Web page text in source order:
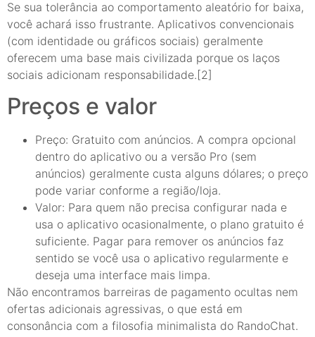
Se sua tolerância ao comportamento aleatório for baixa,
você achará isso frustrante. Aplicativos convencionais
(com identidade ou gráficos sociais) geralmente
oferecem uma base mais civilizada porque os laços
sociais adicionam responsabilidade.[2]
Preços e valor
Preço: Gratuito com anúncios. A compra opcional
dentro do aplicativo ou a versão Pro (sem
anúncios) geralmente custa alguns dólares; o preço
pode variar conforme a região/loja.
Valor: Para quem não precisa configurar nada e
usa o aplicativo ocasionalmente, o plano gratuito é
suficiente. Pagar para remover os anúncios faz
sentido se você usa o aplicativo regularmente e
deseja uma interface mais limpa.
Não encontramos barreiras de pagamento ocultas nem
ofertas adicionais agressivas, o que está em
consonância com a filosofia minimalista do RandoChat.